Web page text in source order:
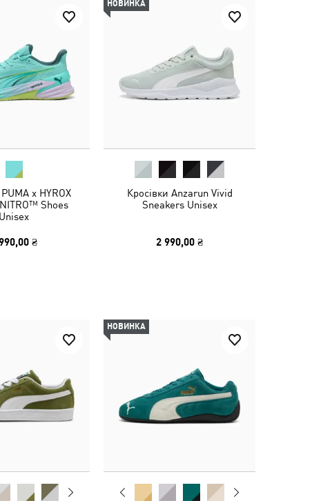
x HYROX
Shoes
Unisex
₴
НОВИНКА
Кросівки Anzarun Vivid
Sneakers Unisex
2 990,00 ₴
НОВИНКА